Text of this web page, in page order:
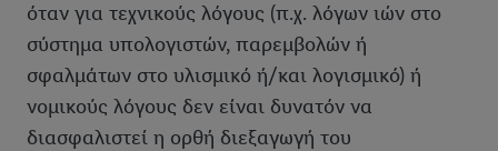
όταν για τεχνικούς λόγους (π.χ. λόγων ιών στο
σύστημα υπολογιστών, παρεμβολών ή
σφαλμάτων στο υλισμικό ή/και λογισμικό) ή
νομικούς λόγους δεν είναι δυνατόν να
διασφαλιστεί η ορθή διεξαγωγή του